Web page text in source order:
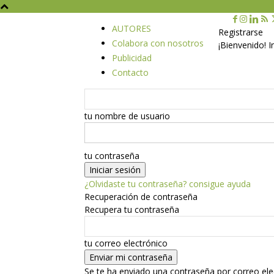
AUTORES
Colabora con nosotros
Publicidad
Contacto
Registrarse
¡Bienvenido!
tu nombre de usuario
tu contraseña
¿Olvidaste tu contraseña? consigue ayuda
Recuperación de contraseña
Recupera tu contraseña
tu correo electrónico
Se te ha enviado una contraseña por correo